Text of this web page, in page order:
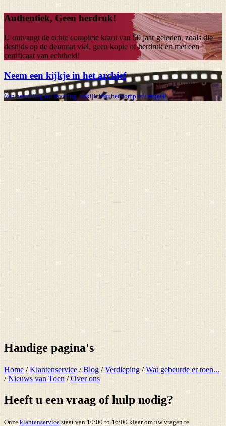
Authentiek, Geen herdruk!
U ontvangt de echte complete krant van 50 jaargeleden, zoals die
destijds op de deurmat viel, geen kopie of herdruk en met een
certificaat van echtheid!
Neem een kijkje in het archief
Van bestelling tot levering, bekijk hier het complete traject!
Handige pagina's
Home /Klantenservice /Blog /Verdieping /Wat gebeurde er toen...
/Nieuws van Toen /Over ons
Heeft u een vraag of hulp nodig?
Onze klantenservice staat van 10:00 to 16:00 klaar om uw vragen te